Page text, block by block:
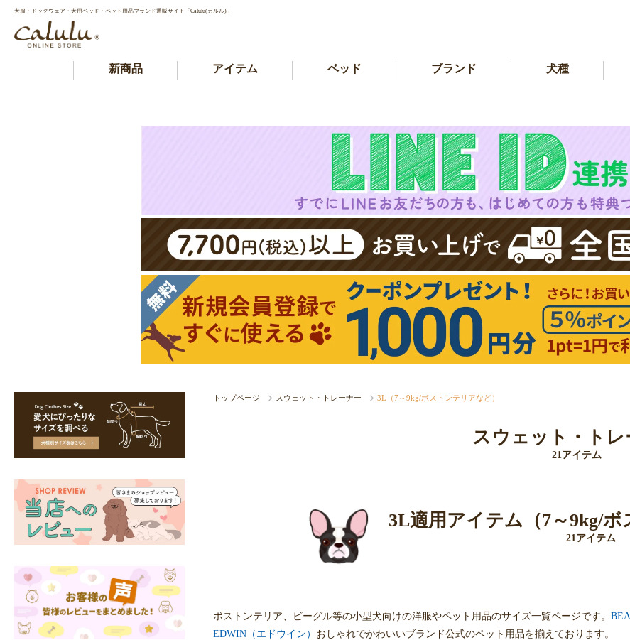
犬服・ドッグウェア・犬用ベッド・ペット用品ブランド通販サイト「Calulu(カルル)」
新商品 アイテム ベッド ブランド 犬種
トップページ スウェット・トレーナー 3L（7～9kg/ボストンテリアなど）
スウェット・トレ
21アイテム
3L適用アイテム（7～9kg/ボ
21アイテム
ボストンテリア、ビーグル等の小型犬向けの洋服やペット用品のサイズ一覧ページです。
EDWIN（エドウイン） おしゃれでかわいいブランド公式のペット用品を揃えております。